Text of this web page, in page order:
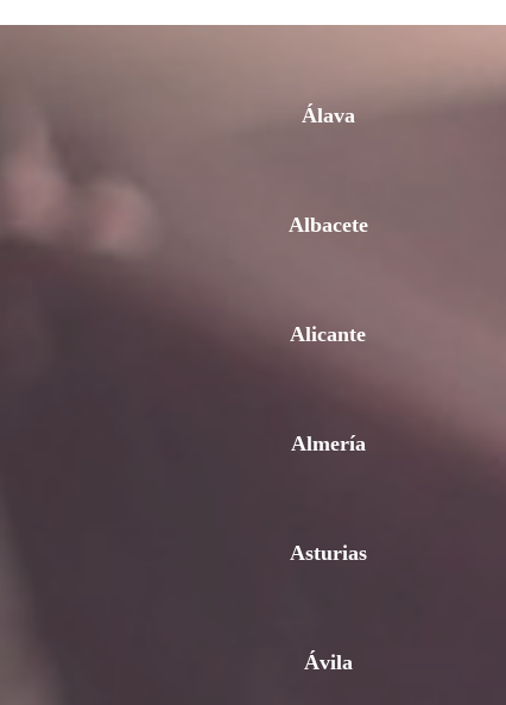
Álava
Albacete
Alicante
Almería
Asturias
Ávila